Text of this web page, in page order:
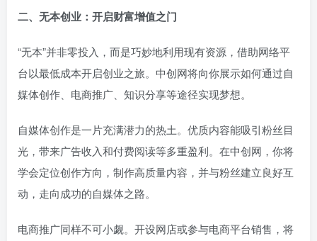
二、无本创业：开启财富增值之门
“无本”并非零投入，而是巧妙地利用现有资源，借助网络平
台以最低成本开启创业之旅。中创网将向你展示如何通过自
媒体创作、电商推广、知识分享等途径实现梦想。
自媒体创作是一片充满潜力的热土。优质内容能吸引粉丝目
光，带来广告收入和付费阅读等多重盈利。在中创网，你将
学会定位创作方向，制作高质量内容，并与粉丝建立良好互
动，走向成功的自媒体之路。
电商推广同样不可小觑。开设网店或参与电商平台销售，将